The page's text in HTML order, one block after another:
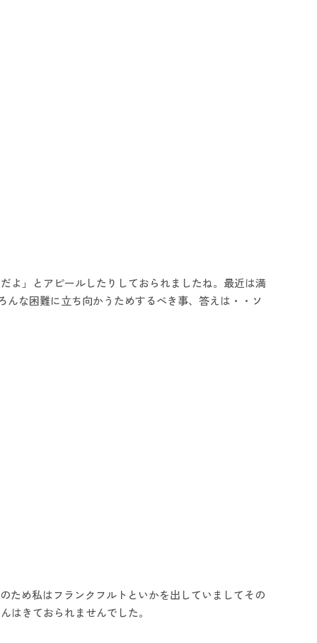
よ」とアピールしたりしておられましたね。最近は満
な困難に立ち向かうためするべき事、答えは・・ソ
ため私はフランクフルトといかを出していましてその
きておられませんでした。